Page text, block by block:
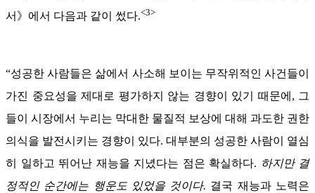
서》에서 다음과 같이 썼다.<3>
“성공한 사람들은 삶에서 사소해 보이는 무작위적인 사건들이
가진 중요성을 제대로 평가하지 않는 경향이 있기 때문에, 그
들이 시장에서 누리는 막대한 물질적 보상에 대해 과도한 권한
의식을 발전시키는 경향이 있다. 대부분의 성공한 사람이 열심
히 일하고 뛰어난 재능을 지녔다는 점은 확실하다. 하지만 결
정적인 순간에는 행운도 있었을 것이다. 결국 재능과 노력은